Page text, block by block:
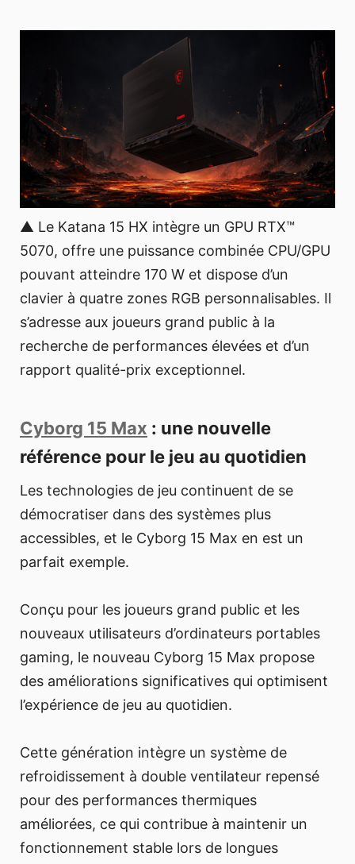
▲ Le Katana 15 HX intègre un GPU RTX™
5070, offre une puissance combinée CPU/GPU
pouvant atteindre 170 W et dispose d’un
clavier à quatre zones RGB personnalisables. Il
s’adresse aux joueurs grand public à la
recherche de performances élevées et d’un
rapport qualité-prix exceptionnel.
Cyborg 15 Max : une nouvelle
référence pour le jeu au quotidien
Les technologies de jeu continuent de se
démocratiser dans des systèmes plus
accessibles, et le Cyborg 15 Max en est un
parfait exemple.
Conçu pour les joueurs grand public et les
nouveaux utilisateurs d’ordinateurs portables
gaming, le nouveau Cyborg 15 Max propose
des améliorations significatives qui optimisent
l’expérience de jeu au quotidien.
Cette génération intègre un système de
refroidissement à double ventilateur repensé
pour des performances thermiques
améliorées, ce qui contribue à maintenir un
fonctionnement stable lors de longues